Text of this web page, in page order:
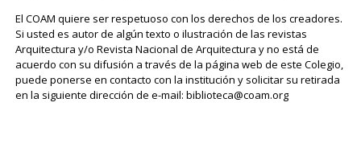
El COAM quiere ser respetuoso con los derechos de los creadores.
Si usted es autor de algún texto o ilustración de las revistas
Arquitectura y/o Revista Nacional de Arquitectura y no está de
acuerdo con su difusión a través de la página web de este Colegio,
puede ponerse en contacto con la institución y solicitar su retirada
en la siguiente dirección de e-mail: biblioteca@coam.org